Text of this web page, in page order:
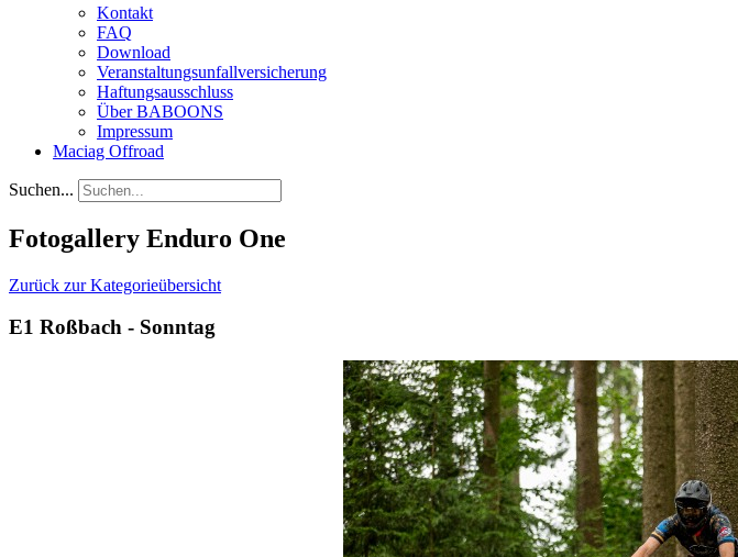
Kontakt
FAQ
Download
Veranstaltungsunfallversicherung
Haftungsausschluss
Über BABOONS
Impressum
Maciag Offroad
Suchen...
Fotogallery Enduro One
Zurück zur Kategorieübersicht
E1 Roßbach - Sonntag